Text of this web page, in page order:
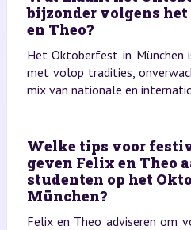
bijzonder volgens
en Theo?
Het Oktoberfest in München
met volop tradities,
mix van nationale en
Welke tips voor
geven Felix en Theo
studenten op het
München?
Felix en Theo adviseren om